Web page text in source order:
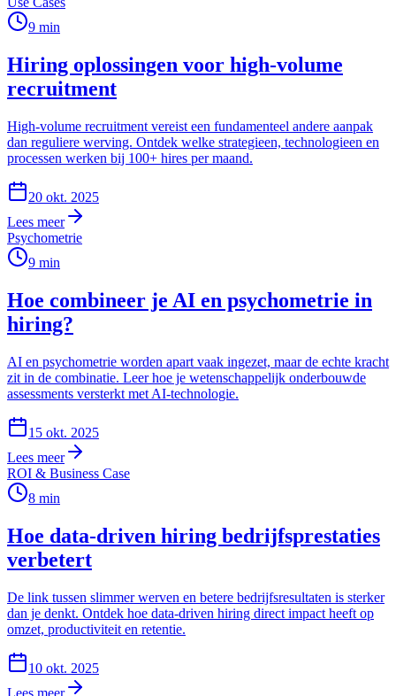
9 min
Hiring oplossingen voor high-volume
recruitment
High-volume recruitment vereist een fundamenteel andere aanpak
dan reguliere werving. Ontdek welke strategieen, technologieen en
processen werken bij 100+ hires per maand.
20 okt. 2025
Lees meer
Psychometrie
9 min
Hoe combineer je AI en psychometrie in
hiring?
AI en psychometrie worden apart vaak ingezet, maar de echte kracht
zit in de combinatie. Leer hoe je wetenschappelijk onderbouwde
assessments versterkt met AI-technologie.
15 okt. 2025
Lees meer
ROI & Business Case
8 min
Hoe data-driven hiring bedrijfsprestaties
verbetert
De link tussen slimmer werven en betere bedrijfsresultaten is sterker
dan je denkt. Ontdek hoe data-driven hiring direct impact heeft op
omzet, productiviteit en retentie.
10 okt. 2025
Lees meer